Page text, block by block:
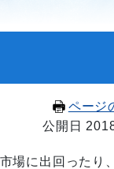
ページ
公開日
場に出回ったり